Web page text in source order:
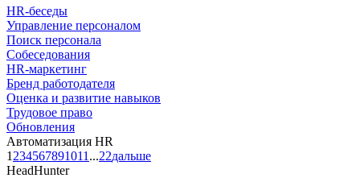
HR-беседы
Управление персоналом
Поиск персонала
Собеседования
HR-маркетинг
Бренд работодателя
Оценка и развитие навыков
Трудовое право
Обновления
Автоматизация HR
1 234567891011 ...22дальше
HeadHunter